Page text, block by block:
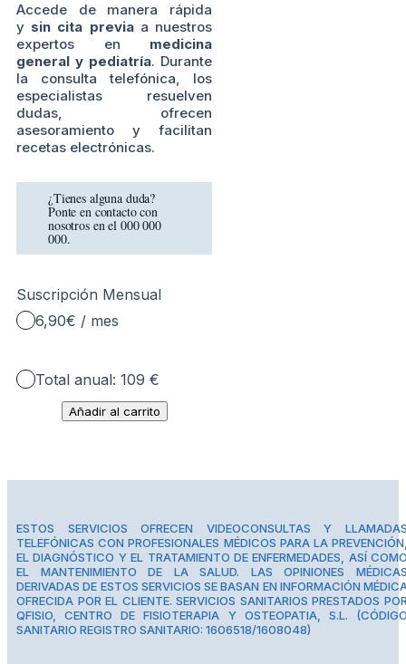
Accede de manera rápida
y sin cita previaa nuestros
expertos en medicina
general y pediatría. Durante
la consulta telefónica, los
especialistas resuelven
dudas, ofrecen
asesoramiento y facilitan
recetas electrónicas.
¿Tienes alguna duda?
Ponte en contacto con
nosotros en el 000 000
000.
Suscripción Mensual
6,90€ / mes
Total anual: 109 €
Añadir al carrito
ESTOS SERVICIOS OFRECEN VIDEOCONSULTAS Y
TELEFÓNICAS CON PROFESIONALES MÉDICOS PARA LA
EL DIAGNÓSTICO Y EL TRATAMIENTO DE ENFERMEDADES, ASÍ
EL MANTENIMIENTO DE LA SALUD. LAS OPINIONES
DERIVADAS DE ESTOS SERVICIOS SE BASAN EN INFORMACIÓN
OFRECIDA POR EL CLIENTE. SERVICIOS SANITARIOS PRESTADOS
QFISIO, CENTRO DE FISIOTERAPIA Y OSTEOPATIA, S.L.
SANITARIO REGISTRO SANITARIO: 1606518/1608048)